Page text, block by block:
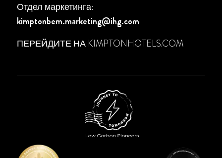
Отдел маркетинга:
kimptonbem.marketing@ihg.com
ПЕРЕЙДИТЕ НА KIMPTONHOTELS.COM